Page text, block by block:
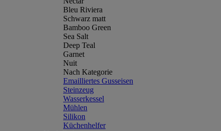
Bleu Riviera
Schwarz matt
Bamboo Green
Sea Salt
Deep Teal
Garnet
Nuit
Nach Kategorie
Emailliertes Gusseisen
Steinzeug
Wasserkessel
Mühlen
Silikon
Küchenhelfer